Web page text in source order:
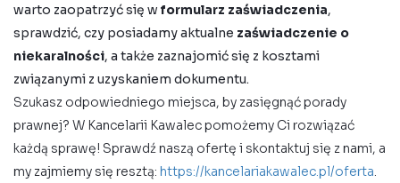
warto zaopatrzyć się w formularz zaświadczenia,
sprawdzić, czy posiadamy aktualne zaświadczenie o
niekaralności, a także zaznajomić się z kosztami
związanymi z uzyskaniem dokumentu.
Szukasz odpowiedniego miejsca, by zasięgnąć porady
prawnej? W Kancelarii Kawalec pomożemy Ci rozwiązać
każdą sprawę! Sprawdź naszą ofertę i skontaktuj się z nami, a
my zajmiemy się resztą: https://kancelariakawalec.pl/oferta.